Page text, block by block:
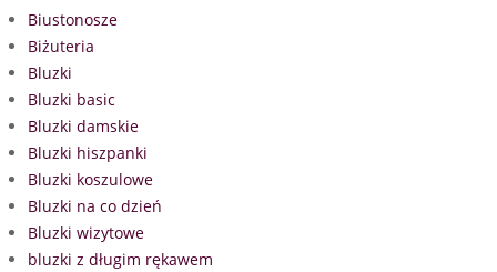
Biustonosze
Biżuteria
Bluzki
Bluzki basic
Bluzki damskie
Bluzki hiszpanki
Bluzki koszulowe
Bluzki na co dzień
Bluzki wizytowe
bluzki z długim rękawem